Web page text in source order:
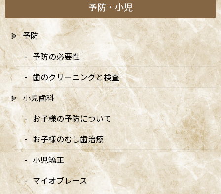
〒166-0004 東京都杉並区阿佐谷南3-37-14 第二北原ビル3階
JR中央線(快速)「阿佐ケ谷駅」徒歩0分 / JR中央/総武線「阿佐ケ
谷駅」徒歩0分 / 東京メトロ丸ノ内線「南阿佐ケ谷駅」徒歩8分
TEL： 03-6915-1315
診療時間 月 火 水 木 金 土
日
9:00-13:00
● ▲ ● ● ● ●
★
予防・小児
予防
予防の必要性
歯のクリーニングと検査
小児歯科
お子様の予防について
お子様のむし歯治療
小児矯正
マイオブレース